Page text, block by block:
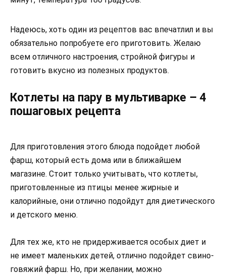
Надеюсь, хоть один из рецептов вас впечатлил и вы
обязательно попробуете его приготовить. Желаю
всем отличного настроения, стройной фигуры и
готовить вкусно из полезных продуктов.
Котлеты на пару в мультиварке – 4
пошаговых рецепта
Для приготовления этого блюда подойдет любой
фарш, который есть дома или в ближайшем
магазине. Стоит только учитывать, что котлеты,
приготовленные из птицы менее жирные и
калорийные, они отлично подойдут для диетического
и детского меню.
Для тех же, кто не придерживается особых диет и
не имеет маленьких детей, отлично подойдет свино-
говяжий фарш. Но, при желании, можно